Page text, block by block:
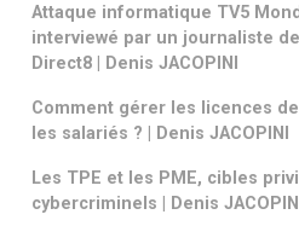
Attaque informatique TV5
interviewé par un journaliste
Direct8 | Denis JACOPINI
Comment gérer les licences
les salariés ? | Denis JACOPINI
Les TPE et les PME, cibles
cybercriminels | Denis JACOPINI